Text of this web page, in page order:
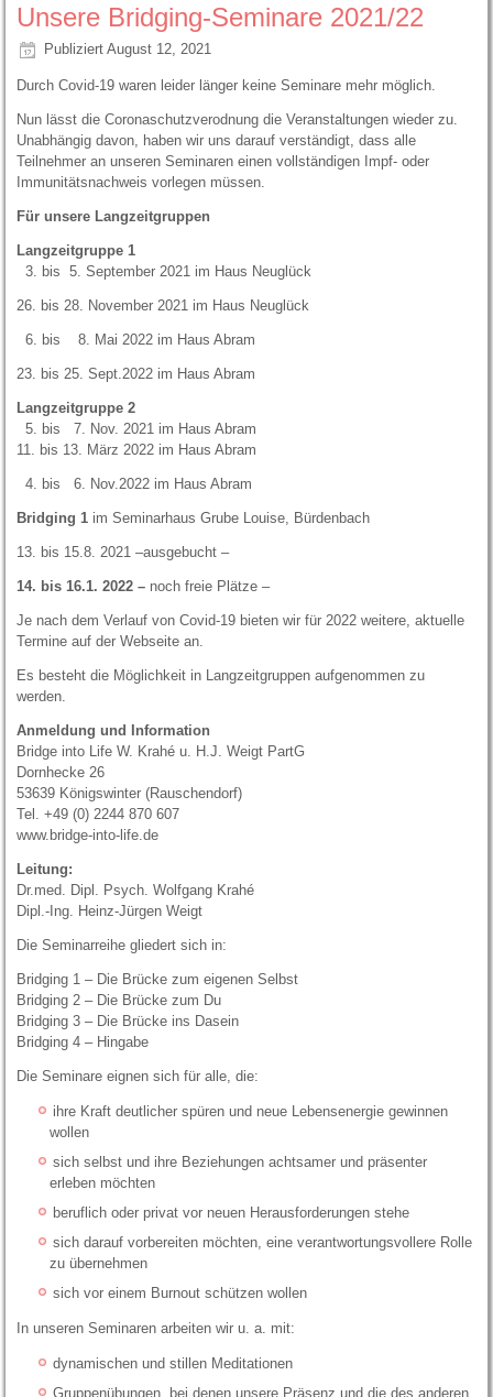
Unsere Bridging-Seminare 2021/22
Publiziert August 12, 2021
Durch Covid-19 waren leider länger keine Seminare mehr möglich.
Nun lässt die Coronaschutzverodnung die Veranstaltungen wieder zu.
Unabhängig davon, haben wir uns darauf verständigt, dass alle
Teilnehmer an unseren Seminaren einen vollständigen Impf- oder
Immunitätsnachweis vorlegen müssen.
Für unsere Langzeitgruppen
Langzeitgruppe 1
3. bis 5. September 2021 im Haus Neuglück
26. bis 28. November 2021 im Haus Neuglück
6. bis 8. Mai 2022 im Haus Abram
23. bis 25. Sept.2022 im Haus Abram
Langzeitgruppe 2
5. bis 7. Nov. 2021 im Haus Abram
11. bis 13. März 2022 im Haus Abram
4. bis 6. Nov.2022 im Haus Abram
Bridging 1 im Seminarhaus Grube Louise, Bürdenbach
13. bis 15.8. 2021 –ausgebucht –
14. bis 16.1. 2022 – noch freie Plätze –
Je nach dem Verlauf von Covid-19 bieten wir für 2022 weitere, aktuelle
Termine auf der Webseite an.
Es besteht die Möglichkeit in Langzeitgruppen aufgenommen zu
werden.
Anmeldung und Information
Bridge into Life W. Krahé u. H.J. Weigt PartG
Dornhecke 26
53639 Königswinter (Rauschendorf)
Tel. +49 (0) 2244 870 607
www.bridge-into-life.de
Leitung:
Dr.med. Dipl. Psych. Wolfgang Krahé
Dipl.-Ing. Heinz-Jürgen Weigt
Die Seminarreihe gliedert sich in:
Bridging 1 – Die Brücke zum eigenen Selbst
Bridging 2 – Die Brücke zum Du
Bridging 3 – Die Brücke ins Dasein
Bridging 4 – Hingabe
Die Seminare eignen sich für alle, die:
ihre Kraft deutlicher spüren und neue Lebensenergie gewinnen
wollen
sich selbst und ihre Beziehungen achtsamer und präsenter
erleben möchten
beruflich oder privat vor neuen Herausforderungen stehe
sich darauf vorbereiten möchten, eine verantwortungsvollere Rolle
zu übernehmen
sich vor einem Burnout schützen wollen
In unseren Seminaren arbeiten wir u. a. mit:
dynamischen und stillen Meditationen
Gruppenübungen, bei denen unsere Präsenz und die des anderen